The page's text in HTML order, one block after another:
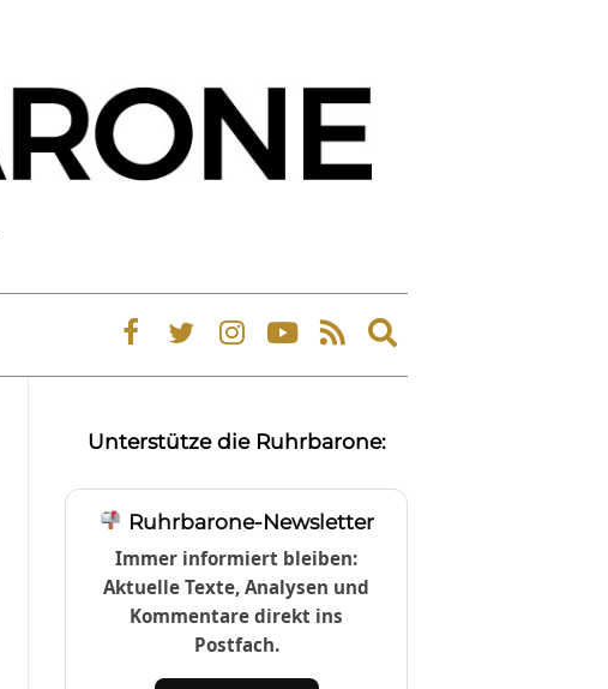
Expand
search
Unterstütze die Ruhrbarone:
Ruhrbarone-Newsletter
Immer informiert bleiben:
Aktuelle Texte, Analysen und
Kommentare direkt ins
Postfach.